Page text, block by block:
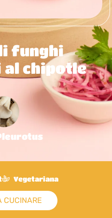
funghi
chipotle
Vegetariana
CUCINARE